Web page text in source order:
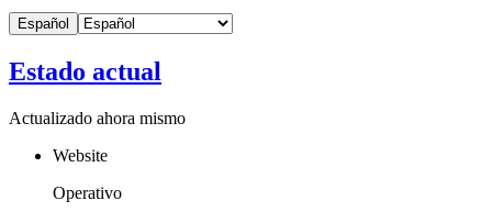
Español
Estado actual
Actualizado ahora mismo
Website
Operativo